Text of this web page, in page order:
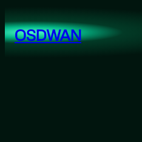
至
内OSDWAN